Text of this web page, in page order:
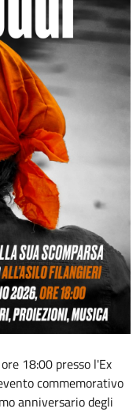
18:00 presso l'Ex
commemorativo
anniversario degli